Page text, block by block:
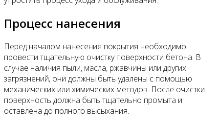
Процесс нанесения
Перед началом нанесения покрытия необходимо
провести тщательную очистку поверхности бетона. В
случае наличия пыли, масла, ржавчины или других
загрязнений, они должны быть удалены с помощью
механических или химических методов. После очистки
поверхность должна быть тщательно промыта и
оставлена до полного высыхания.